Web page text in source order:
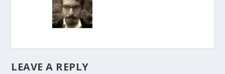
LEAVE A REPLY